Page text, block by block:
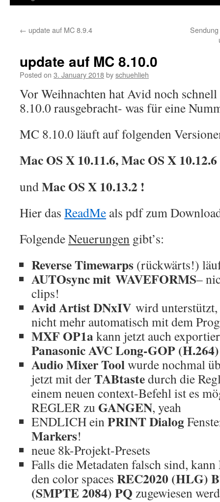
← update auf MC 8.9.4
update auf MC 8.10.0
Posted on 3. January 2018byschuehlieh
Vor Weihnachten hat Avid noch
8.10.0 rausgebracht- was für eine
MC 8.10.0 läuft auf folgenden
Mac OS X 10.11.6, Mac OS X 10.12.6
undMac OS X 10.13.2 !
Hier das ReadMe als pdf zum
FolgendeNeuerungen gibt’s:
Reverse Timewarps (rückwärts!)
AUTOsync mit WAVEFORMS–
clips!
Avid Artist DNxIV wird
nicht mehr automatisch mit dem
MXF OP1akann jetzt auch
Panasonic AVC Long-GOP (H.264)
Audio Mixer Toolwurde nochmal
jetzt mit derTABtastedurch die
einem neuen context-Befehl ist es
REGLER zu GANGEN, yeah
ENDLICH einPRINT Dialog
Markers!
neue 8k-Projekt-Presets
Falls die Metadaten falsch sind,
den color spaces REC2020 (HLG)
(SMPTE 2084) PQ zugewiesen